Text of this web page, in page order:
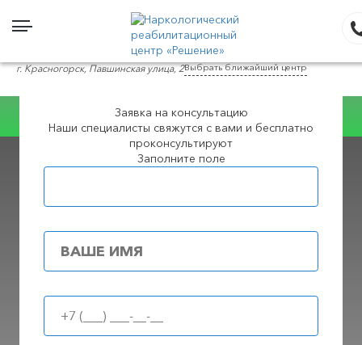
г. Красногорск, Павшинская улица, 2Выбрать ближайший центр
Консультация WhatsApp
Красногорске
Заявка на консультацию
Наши специалисты свяжутся с вами и бесплатно
проконсультируют
Заполните поле